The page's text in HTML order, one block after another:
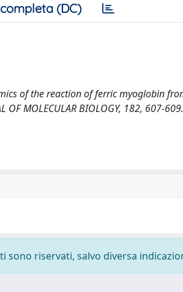
(DC)
of the reaction of ferric myoglobin
MOLECULAR BIOLOGY, 182, 607-609.
riservati, salvo diversa